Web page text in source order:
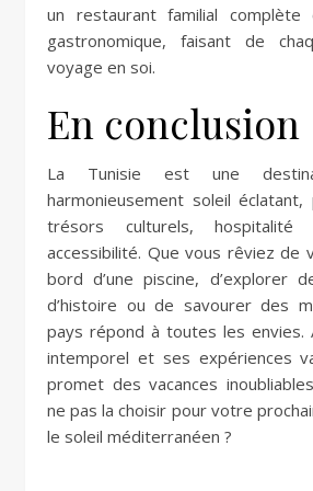
un restaurant familial complète
gastronomique, faisant de
voyage en soi.
En conclusion
La Tunisie est une
harmonieusement soleil éclatant,
trésors culturels, hospitalité
accessibilité. Que vous rêviez de
bord d’une piscine, d’explorer
d’histoire ou de savourer des
pays répond à toutes les envies.
intemporel et ses expériences
promet des vacances
ne pas la choisir pour votre
le soleil méditerranéen ?